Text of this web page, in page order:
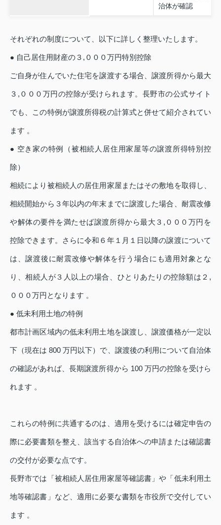
治体が確認
それぞれの制度について、以下に詳しく整理いたします。
● 自己居住用財産の３,０００万円特別控除
ご自身が住んでいた住宅を譲渡する場合、譲渡所得から最大
３,０００万円の控除が受けられます。長野市の公式サイト
でも、この特例が譲渡所得税の計算式と併せて紹介されてい
ます 。
● 空き家の特例（被相続人居住用家屋等の譲渡所得特別控
除）
相続により被相続人の居住用家屋またはその敷地を取得し、
相続開始から３年以内の年末までに譲渡した場合、耐震改修
や解体の要件を満たせば譲渡所得から最大３,０００万円を
控除できます。さらに令和６年１月１日以降の譲渡について
は、譲渡後に耐震改修や解体を行う場合にも適用対象とな
り、相続人が３人以上の場合、ひとりあたりの控除額は２,
０００万円となります 。
● 低未利用土地の特例
都市計画区域内の低未利用土地を譲渡し、譲渡価格が一定以
下（現在は 800 万円以下）で、譲渡後の利用について自治体
の確認があれば、長期譲渡所得から 100 万円の控除を受けら
れます 。
これらの特例に共通するのは、適用を受けるには確定申告の
際に必要書類を整え、該当する自治体への申請または確認書
の交付が必要な点です。
長野市では「被相続人居住用家屋等確認書」や「低未利用土
地等確認書」など、適用に必要な書類を市役所で交付してい
ます 。